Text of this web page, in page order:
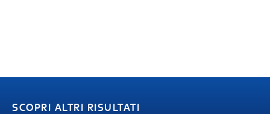
SCOPRI ALTRI RISULTATI